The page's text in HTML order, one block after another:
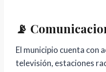
📡
El municipio cuenta con
televisión, estaciones